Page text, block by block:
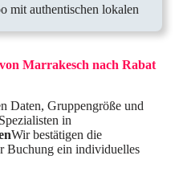
mit authentischen lokalen
Marrakesch nach Rabat
Daten, Gruppengröße und
in
Wir bestätigen die
Buchung ein individuelles